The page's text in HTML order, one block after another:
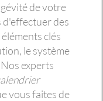
de votre
des
clés
le système
experts
vous faites de